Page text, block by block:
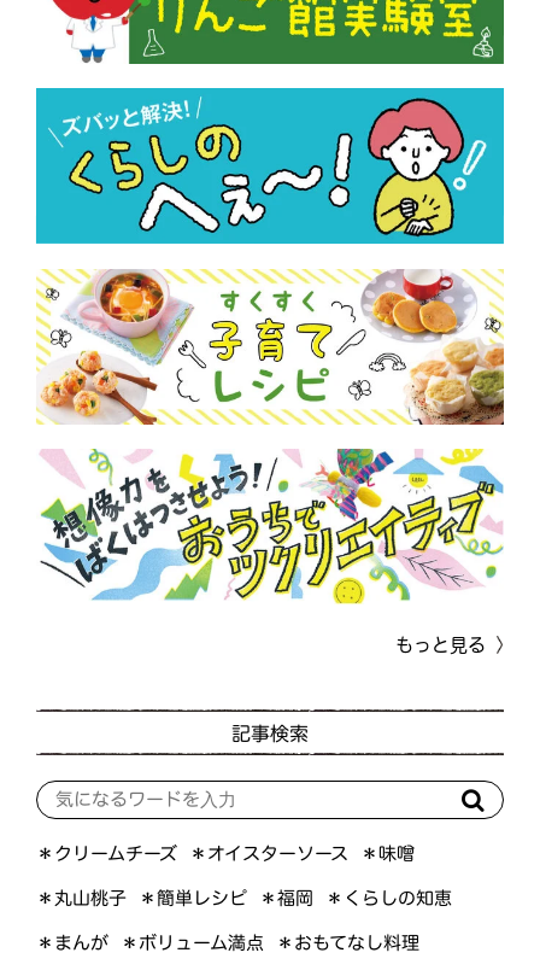
もっと見る
記事検索
＊クリームチーズ ＊オイスターソース ＊味噌
＊丸山桃子 ＊簡単レシピ ＊福岡 ＊くらしの知恵
＊まんが ＊ボリューム満点 ＊おもてなし料理